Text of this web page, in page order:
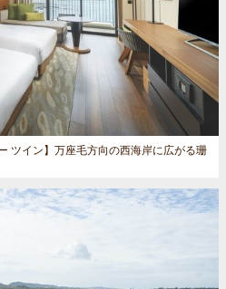
ツイン】万座毛方向の西海岸に広がる珊